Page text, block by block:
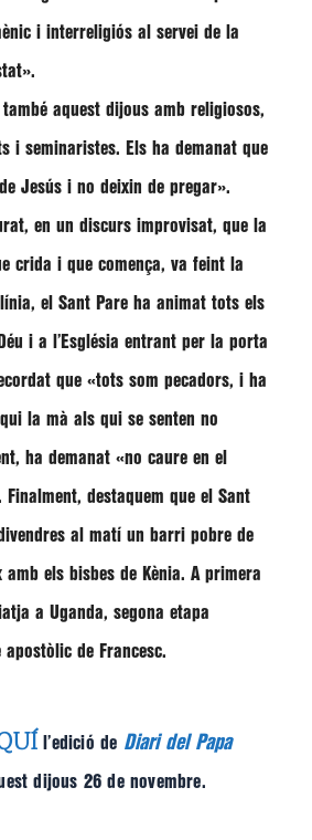
i interreligiós al servei de la
.
també aquest dijous amb religiosos,
i seminaristes. Els ha demanat que
Jesús i no deixin de pregar».
en un discurs improvisat, que la
crida i que comença, va feint la
el Sant Pare ha animat tots els
i a l’Església entrant per la porta
que «tots som pecadors, i ha
la mà als qui se senten no
ha demanat «no caure en el
Finalment, destaquem que el Sant
al matí un barri pobre de
amb els bisbes de Kènia. A primera
a Uganda, segona etapa
apostòlic de Francesc.
l’edició de Diari del Papa
dijous 26 de novembre.